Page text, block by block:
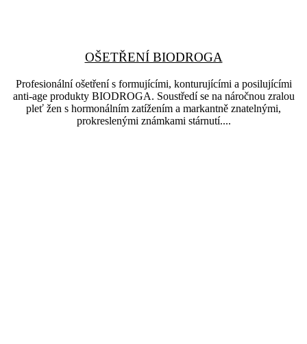
OŠETŘENÍ BIODROGA
Profesionální ošetření s formujícími, konturujícími a posilujícími
anti-age produkty BIODROGA. Soustředí se na náročnou zralou
pleť žen s hormonálním zatížením a markantně znatelnými,
prokreslenými známkami stárnutí....